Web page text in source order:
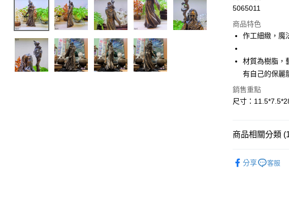
LINE Pay
Apple Pay
街口支付
悠遊付
運送方式
全家取貨付款
5065011
商品特色
作工細緻，魔
材質為樹脂，
有自己的保麗
銷售重點
尺寸：
商品相關分類
分享
客服